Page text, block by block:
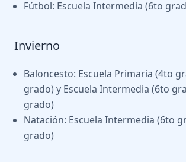
Fútbol: Escuela Intermedia (6to
Invierno
Baloncesto: Escuela Primaria (4to
grado) y Escuela Intermedia (6to
grado)
Natación: Escuela Intermedia (6to
grado)